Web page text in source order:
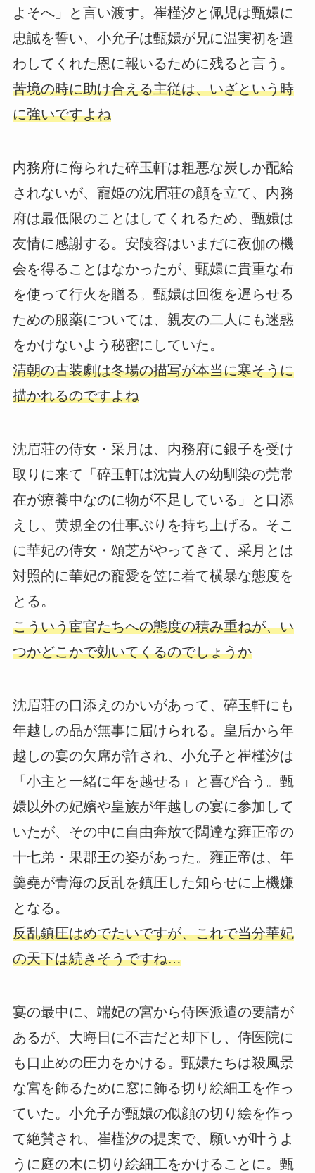
よそへ」と言い渡す。崔槿汐と佩児は甄嬛に
忠誠を誓い、小允子は甄嬛が兄に温実初を遣
わしてくれた恩に報いるために残ると言う。
苦境の時に助け合える主従は、いざという時
に強いですよね
内務府に侮られた碎玉軒は粗悪な炭しか配給
されないが、寵姫の沈眉荘の顔を立て、内務
府は最低限のことはしてくれるため、甄嬛は
友情に感謝する。安陵容はいまだに夜伽の機
会を得ることはなかったが、甄嬛に貴重な布
を使って行火を贈る。甄嬛は回復を遅らせる
ための服薬については、親友の二人にも迷惑
をかけないよう秘密にしていた。
清朝の古装劇は冬場の描写が本当に寒そうに
描かれるのですよね
沈眉荘の侍女・采月は、内務府に銀子を受け
取りに来て「碎玉軒は沈貴人の幼馴染の莞常
在が療養中なのに物が不足している」と口添
えし、黄規全の仕事ぶりを持ち上げる。そこ
に華妃の侍女・頌芝がやってきて、采月とは
対照的に華妃の寵愛を笠に着て横暴な態度を
とる。
こういう宦官たちへの態度の積み重ねが、い
つかどこかで効いてくるのでしょうか
沈眉荘の口添えのかいがあって、碎玉軒にも
年越しの品が無事に届けられる。皇后から年
越しの宴の欠席が許され、小允子と崔槿汐は
「小主と一緒に年を越せる」と喜び合う。甄
嬛以外の妃嬪や皇族が年越しの宴に参加して
いたが、その中に自由奔放で闊達な雍正帝の
十七弟・果郡王の姿があった。雍正帝は、年
羹堯が青海の反乱を鎮圧した知らせに上機嫌
となる。
反乱鎮圧はめでたいですが、これで当分華妃
の天下は続きそうですね…
宴の最中に、端妃の宮から侍医派遣の要請が
あるが、大晦日に不吉だと却下し、侍医院に
も口止めの圧力をかける。甄嬛たちは殺風景
な宮を飾るために窓に飾る切り絵細工を作っ
ていた。小允子が甄嬛の似顔の切り絵を作っ
て絶賛され、崔槿汐の提案で、願いが叶うよ
うに庭の木に切り絵細工をかけることに。甄